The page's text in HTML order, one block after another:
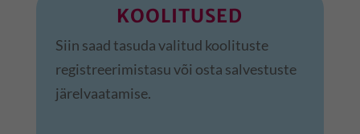
KOOLITUSED
Siin saad tasuda valitud koolituste
registreerimistasu või osta salvestuste
järelvaatamise.